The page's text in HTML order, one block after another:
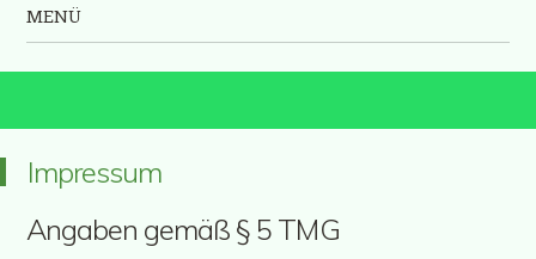
MENÜ
Impressum
Angaben gemäß § 5 TMG